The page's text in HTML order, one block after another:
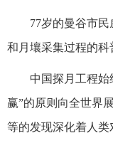
77岁的曼谷市
和月壤采集过程的科
中国探月工程
赢”的原则向全世界
等的发现深化着人类